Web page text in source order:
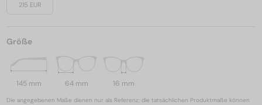
215 EUR
Größe
145 mm 64 mm 16 mm
Die angegebenen Maße dienen nur als Referenz; die tatsächlichen Produktmaße können